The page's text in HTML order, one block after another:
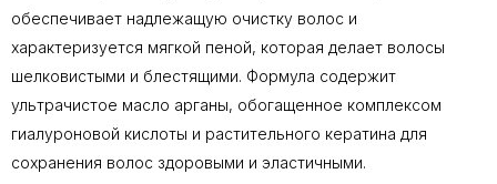
обеспечивает надлежащую очистку волос и
характеризуется мягкой пеной, которая делает волосы
шелковистыми и блестящими. Формула содержит
ультрачистое масло арганы, обогащенное комплексом
гиалуроновой кислоты и растительного кератина для
сохранения волос здоровыми и эластичными.